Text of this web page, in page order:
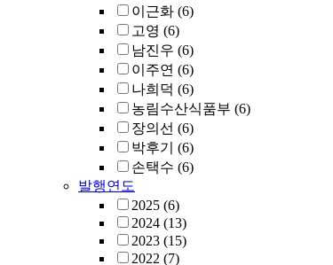
이근화 (6)
고영 (6)
남진우 (6)
이주연 (6)
나희덕 (6)
농림수산식품부 (6)
장의선 (6)
박후기
(6)
손택수 (6)
발행연도
2025 (6)
2024 (13)
2023 (15)
2022 (7)